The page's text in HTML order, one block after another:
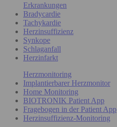
Erkrankungen
Bradycardie
Tachykardie
Herzinsuffizienz
Synkope
Schlaganfall
Herzinfarkt
Herzmonitoring
Implantierbarer Herzmonitor
Home Monitoring
BIOTRONIK Patient App
Fragebogen in der Patient App
Herzinsuffizienz-Monitoring